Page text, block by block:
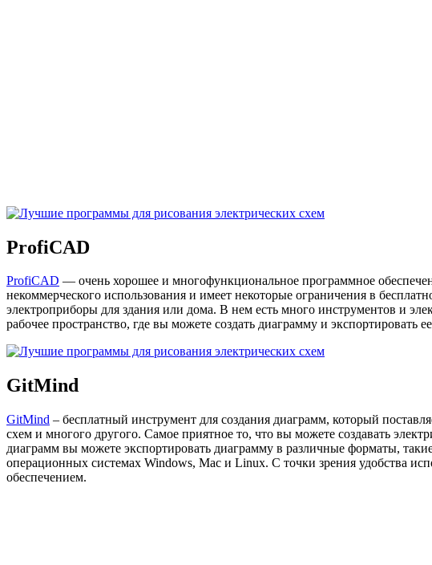
ProfiCAD
ProfiCAD — очень хорошее и многофункциональное программное
некоммерческого использования и имеет некоторые ограничения в
электроприборы для здания или дома. В нем есть много инструментов и
рабочее пространство, где вы можете создать диаграмму и
GitMind
GitMind – бесплатный инструмент для создания диаграмм, который
схем и многого другого. Самое приятное то, что вы можете создавать
диаграмм вы можете экспортировать диаграмму в различные форматы,
операционных системах Windows, Mac и Linux. С точки зрения удобства
обеспечением.